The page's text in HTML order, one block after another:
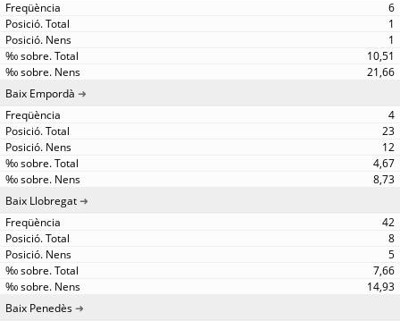
6
1
1
10,51
21,66
Baix Empordà
4
23
12
4,67
8,73
Baix Llobregat
42
8
5
7,66
14,93
Baix Penedès